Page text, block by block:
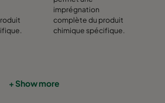
imprégnation
complète du produit
chimique spécifique.
+ Show more